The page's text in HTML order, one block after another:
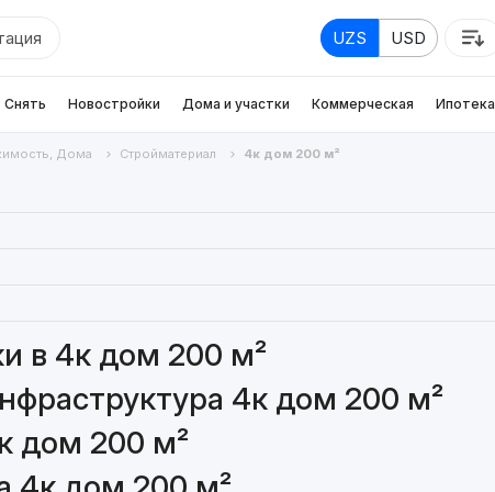
UZS USD
Снять Новостройки Дома и участки Коммерческая Ипотека
Дома Стройматериал 4к дом 200 м²
в 4к дом 200 м²
4к дом 200 м²
дом 200 м²